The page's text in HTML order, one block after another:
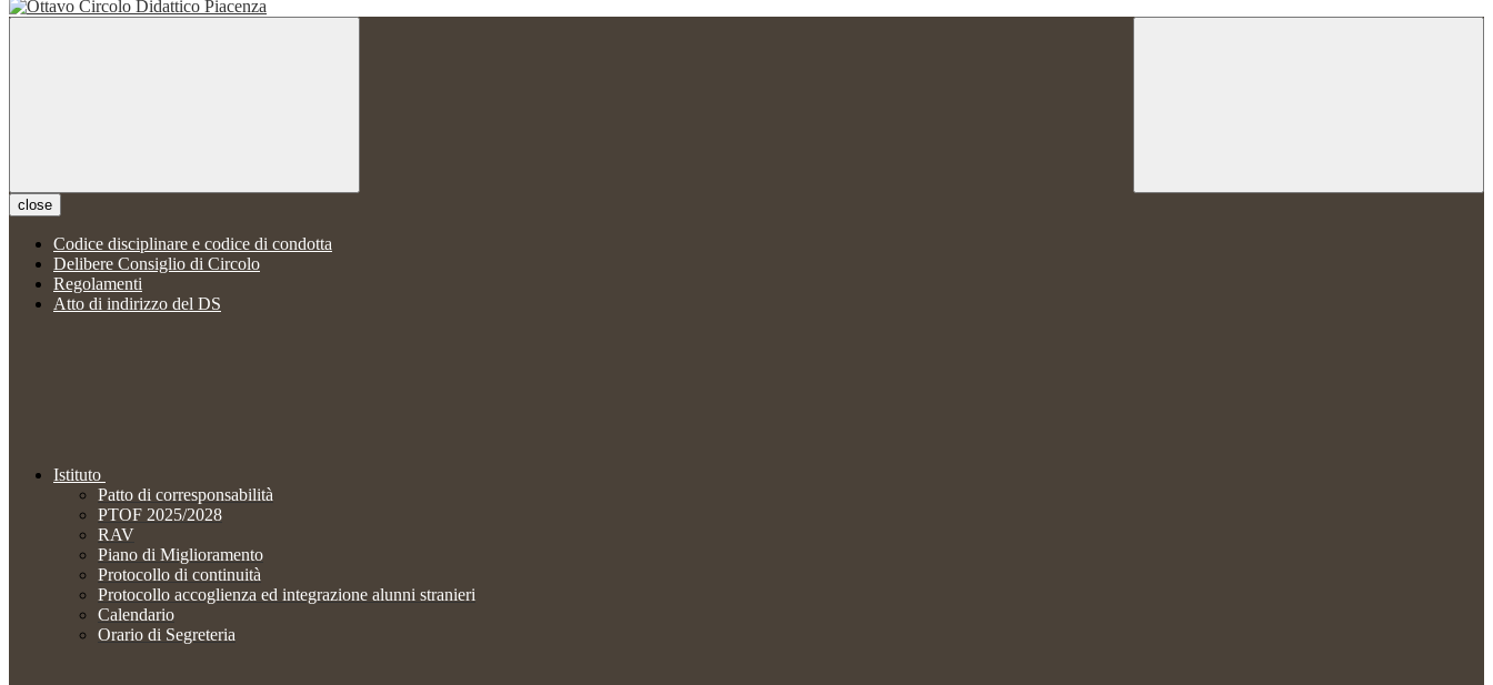
close
Codice disciplinare e codice di condotta
Delibere Consiglio di Circolo
Regolamenti
Atto di indirizzo del DS
Istituto
Patto di corresponsabilità
PTOF 2025/2028
RAV
Piano di Miglioramento
Protocollo di continuità
Protocollo accoglienza ed integrazione alunni stranieri
Calendario
Orario di Segreteria